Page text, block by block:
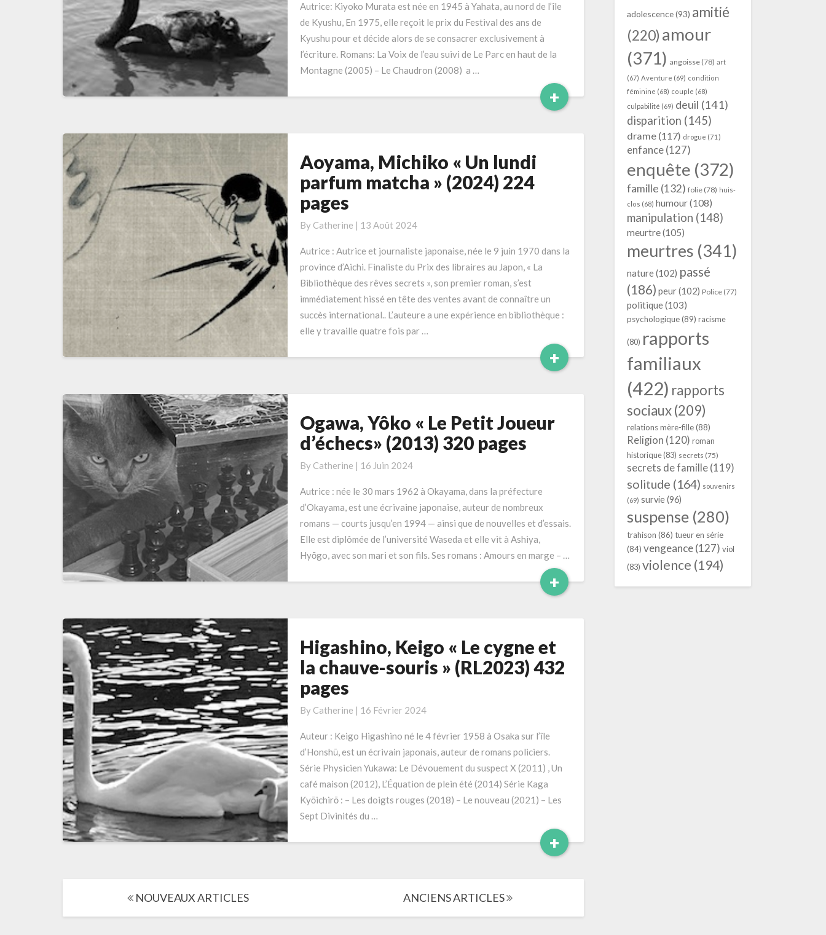
les
rêves »
(2024)
272
pages
Autrice: Kiyoko Murata est née en 1945 à Yahata, au nord de l’île
de Kyushu, En 1975, elle reçoit le prix du Festival des ans de
Kyushu pour et décide alors de se consacrer exclusivement à
l’écriture. Romans: La Voix de l’eau suivi de Le Parc en haut de la
Montagne (2005) – Le Chaudron (2008) a …
+Read
More
Aoyama,
Michiko
« Un
lundi
parfum
(2024)
224
pages
Aoyama, Michiko « Un lundi
parfum matcha » (2024) 224
pages
By Catherine | 13 Août 2024
Autrice : Autrice et journaliste japonaise, née le 9 juin 1970 dans la
province d’Aichi. Finaliste du Prix des libraires au Japon, « La
Bibliothèque des rêves secrets », son premier roman, s’est
immédiatement hissé en tête des ventes avant de connaître un
succès international.. L’auteure a une expérience en bibliothèque :
elle y travaille quatre fois par …
+Read
More
Ogawa,
Yôko
«
Le
Joueur
d’échecs»
(2013)
320
pages
Ogawa, Yôko « Le Petit Joueur
d’échecs» (2013) 320 pages
By Catherine | 16 Juin 2024
Autrice : née le 30 mars 1962 à Okayama, dans la préfecture
d’Okayama, est une écrivaine japonaise, auteur de nombreux
romans — courts jusqu’en 1994 — ainsi que de nouvelles et d’essais.
Elle est diplômée de l’université Waseda et elle vit à Ashiya,
Hyōgo, avec son mari et son fils. Ses romans : Amours en marge – …
+Read
More
Higashino,
Keigo
« Le
cygne
et
chauve-
souris »
(RL2023)
432
pages
Higashino, Keigo « Le cygne et
la chauve-souris » (RL2023) 432
pages
By Catherine | 16 Février 2024
Auteur : Keigo Higashino né le 4 février 1958 à Osaka sur l’île
d’Honshū, est un écrivain japonais, auteur de romans policiers.
Série Physicien Yukawa: Le Dévouement du suspect X (2011) , Un
café maison (2012), L’Équation de plein été (2014) Série Kaga
Kyōichirō : – Les doigts rouges (2018) – Le nouveau (2021) – Les
Sept Divinités du …
+Read
More
NavigationNOUVEAUX ARTICLES ANCIENS ARTICLES
adolescence(93) amitié
(220) amour
(371) angoisse(78) art
(67) Aventure (69) condition
féminine (68) couple (68)
culpabilité (69) deuil (141)
disparition (145)
drame(117) drogue (71)
enfance(127)
enquête (372)
famille (132) folie(78) huis-
clos (68) humour(108)
manipulation (148)
meurtre(105)
meurtres (341)
nature(102) passé
(186) peur(102) Police(77)
politique(103)
psychologique(89) racisme
(80) rapports
familiaux
(422) rapports
sociaux(209)
relations mère-fille(88)
Religion (120) roman
historique(83) secrets (75)
secrets de famille(119)
solitude (164) souvenirs
(69) survie(96)
suspense(280)
trahison (86) tueur en série
(84) vengeance(127) viol
(83) violence (194)